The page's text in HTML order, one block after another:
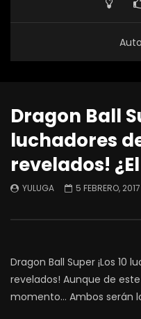
Dragon Ball
luchadores
revelados!
YULUGA 5 FEBRERO, 2017
Dragon Ball Super ¡Los 10
revelados! Aunque de
momento… Ambos serán